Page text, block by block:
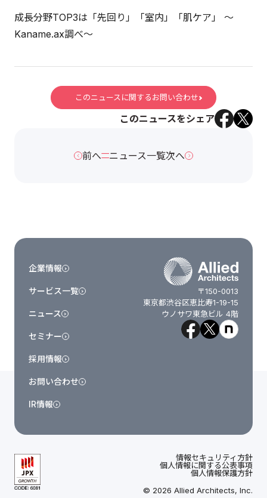
成長分野TOP3は「先回り」「室内」「肌ケア」 ～
Kaname.ax調べ～
このニュースに関するお問い合わせ
このニュースをシェア
前へ ニュース一覧次へ
〒150-0013
東京都渋谷区恵比寿1-19-15
ウノサワ東急ビル 4階
企業情報
サービス一覧
ニュース
セミナー
採用情報
お問い合わせ
IR情報
情報セキュリティ方針
個人情報に関する公表事項
個人情報保護方針
© 2026 Allied Architects, Inc.